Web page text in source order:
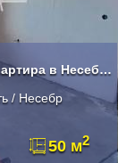
Продается отличная 2- к квартира в Несебре
/ Несебр
50 м2